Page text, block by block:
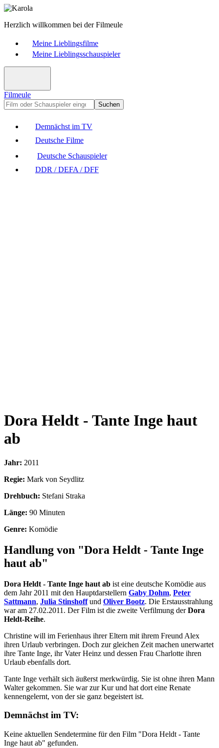
Herzlich willkommen bei der Filmeule
Meine Lieblingsfilme
Meine Lieblingsschauspieler
Filmeule
Suchen
Demnächst im TV
Deutsche Filme
Deutsche Schauspieler
DDR / DEFA / DFF
Dora Heldt - Tante Inge haut
ab
Jahr: 2011
Regie: Mark von Seydlitz
Drehbuch: Stefani Straka
Länge: 90 Minuten
Genre: Komödie
Handlung von "Dora Heldt - Tante Inge
haut ab"
Dora Heldt - Tante Inge haut ab ist eine deutsche Komödie aus
dem Jahr 2011 mit den Hauptdarstellern Gaby Dohm, Peter
Sattmann, Julia Stinshoffund Oliver Bootz. Die Erstausstrahlung
war am 27.02.2011. Der Film ist die zweite Verfilmung derDora
Heldt-Reihe.
Christine will im Ferienhaus ihrer Eltern mit ihrem Freund Alex
ihren Urlaub verbringen. Doch zur gleichen Zeit machen unerwartet
ihre Tante Inge, ihr Vater Heinz und dessen Frau Charlotte ihren
Urlaub ebenfalls dort.
Tante Inge verhält sich äußerst merkwürdig. Sie ist ohne ihren Mann
Walter gekommen. Sie war zur Kur und hat dort eine Renate
kennengelernt, von der sie ganz begeistert ist.
Demnächst im TV:
Keine aktuellen Sendetermine für den Film "Dora Heldt - Tante
Inge haut ab" gefunden.